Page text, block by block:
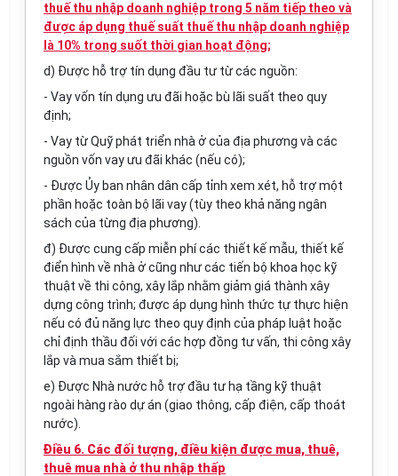
thuế thu nhập doanh nghiệp trong 5 năm tiếp theo và
được áp dụng thuế suất thuế thu nhập doanh nghiệp
là 10% trong suốt thời gian hoạt động;
d) Được hỗ trợ tín dụng đầu tư từ các nguồn:
- Vay vốn tín dụng ưu đãi hoặc bù lãi suất theo quy
định;
- Vay từ Quỹ phát triển nhà ở của địa phương và các
nguồn vốn vay ưu đãi khác (nếu có);
- Được Ủy ban nhân dân cấp tỉnh xem xét, hỗ trợ một
phần hoặc toàn bộ lãi vay (tùy theo khả năng ngân
sách của từng địa phương).
đ) Được cung cấp miễn phí các thiết kế mẫu, thiết kế
điển hình về nhà ở cũng như các tiến bộ khoa học kỹ
thuật về thi công, xây lắp nhằm giảm giá thành xây
dựng công trình; được áp dụng hình thức tự thực hiện
nếu có đủ năng lực theo quy định của pháp luật hoặc
chỉ định thầu đối với các hợp đồng tư vấn, thi công xây
lắp và mua sắm thiết bị;
e) Được Nhà nước hỗ trợ đầu tư hạ tầng kỹ thuật
ngoài hàng rào dự án (giao thông, cấp điện, cấp thoát
nước).
Điều 6. Các đối tượng, điều kiện được mua, thuê,
thuê mua nhà ở thu nhập thấp